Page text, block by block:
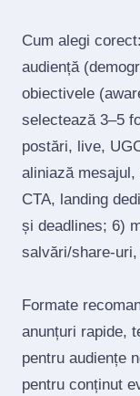
Cum alegi
audiență
obiectivele
selectează 3–5
postări, live,
aliniază
CTA, landing
și deadlines; 6)
salvări/
Formate
anunțuri rapide,
pentru audiențe
pentru conținut